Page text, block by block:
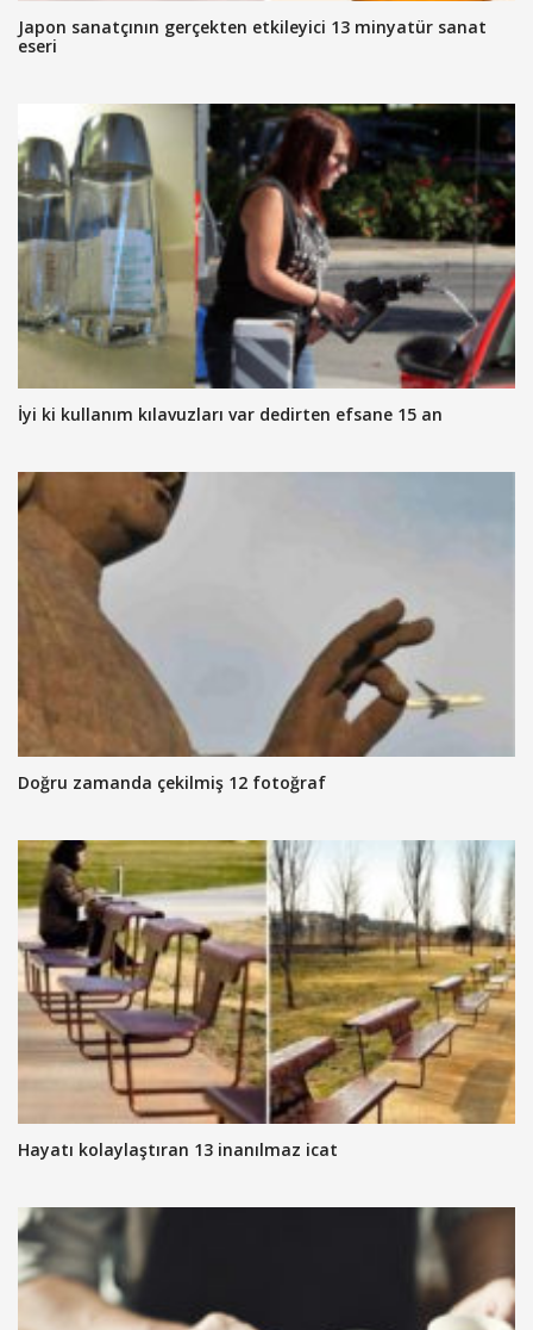
Japon sanatçının gerçekten etkileyici 13 minyatür sanat
eseri
İyi ki kullanım kılavuzları var dedirten efsane 15 an
Doğru zamanda çekilmiş 12 fotoğraf
Hayatı kolaylaştıran 13 inanılmaz icat